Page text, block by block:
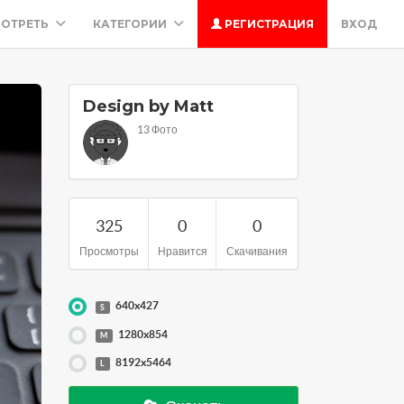
КАТЕГОРИИ РЕГИСТРАЦИЯ ВХОД
Design by Matt
13 Фото
325
Просмотры
0
Нравится
0
Скачивания
S 640x427
M 1280x854
L 8192x5464